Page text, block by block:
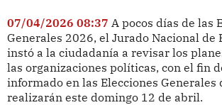
07/04/2026 08:37 A pocos días de las
Generales 2026, el Jurado Nacional de
instó a la ciudadanía a revisar los
las organizaciones políticas, con el fin
informado en las Elecciones Generales
realizarán este domingo 12 de abril.